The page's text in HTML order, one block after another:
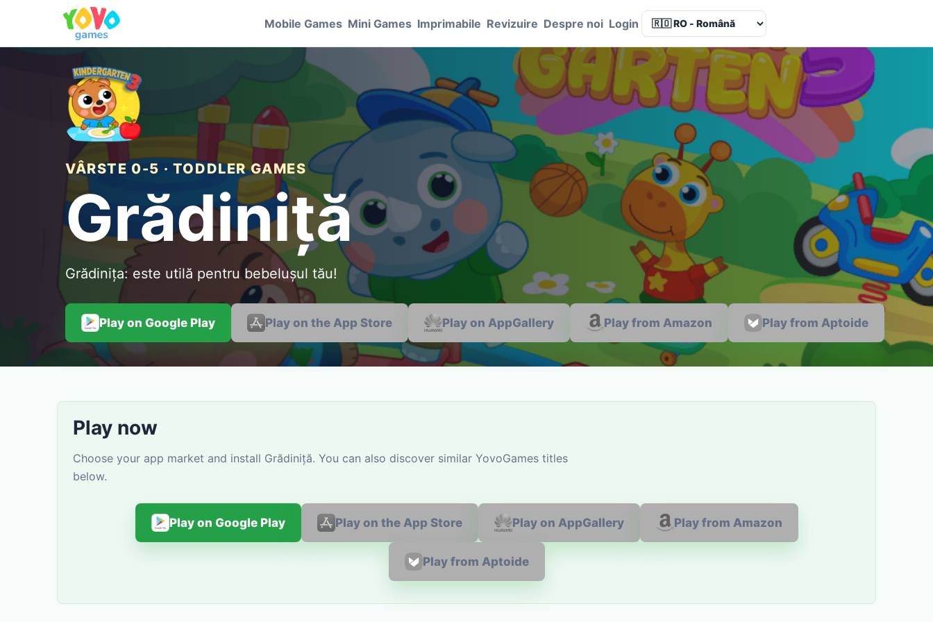
Mobile Games Mini Games Imprimabile Revizuire Despre noi Login Language
VÂRSTE 0-5 · TODDLER GAMES
Grădiniţă
Grădinița: este utilă pentru bebelușul tău!
Play on Google Play Play on the App Store Play on AppGallery Play from Amazon Play from Aptoide
Play now
Choose your app market and install Grădiniţă. You can also discover similar YovoGames titles
below.
Play on Google Play Play on the App Store Play on AppGallery Play from Amazon
Play from Aptoide